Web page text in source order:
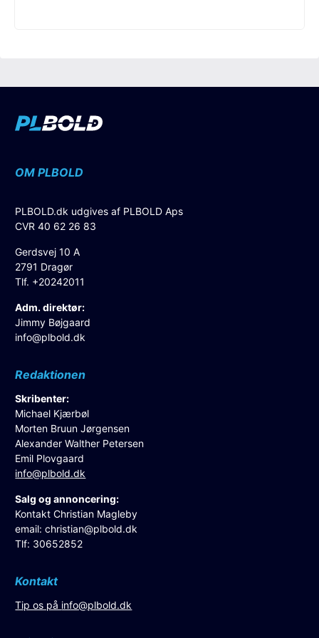
OM PLBOLD
PLBOLD.dk udgives af PLBOLD Aps
CVR 40 62 26 83
Gerdsvej 10 A
2791 Dragør
Tlf. +20242011
Adm. direktør:
Jimmy Bøjgaard
info@plbold.dk
Redaktionen
Skribenter:
Michael Kjærbøl
Morten Bruun Jørgensen
Alexander Walther Petersen
Emil Plovgaard
info@plbold.dk
Salg og annoncering:
Kontakt Christian Magleby
email:christian@plbold.dk
Tlf: 30652852
Kontakt
Tip os på info@plbold.dk